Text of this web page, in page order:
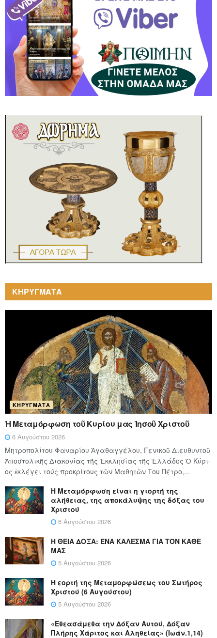
ΚΗΡΥΓΜΑΤΑ
ΚΗΡΎΓΜΑΤΑ
Ἡ Μεταμόρφωση τοῦ Κυρίου μας Ἰησοῦ Χριστοῦ
6 Αυγούστου 2026
Μητροπολίτου Φαναρίου Ἀγαθαγγέλου, Γενικοῦ Διευθυντοῦ
Ἀποστολικῆς Διακονίας τῆς Ἐκκλησίας τῆς Ἑλλάδος Ὁ Κύ­ρι­
ος ἐκλέγει τούς προ­κρί­τους τῶν Μα­θη­τῶν Του Πέ­τρο,...
Η Μεταμόρφωση είναι η γιορτή της
αλήθειας, της αποκάλυψης της δόξας του
Χριστού
6 Αυγούστου 2026
Η ΘΕΙΑ ΔΟΞΑ: ΈΝΑ ΚΑΛΕΣΜΑ ΓΙΑ ΤΟΝ ΚΑΘΕ
ΜΑΣ
5 Αυγούστου 2026
Η εορτή της Μεταμορφώσεως του Σωτήρος
Χριστού (6 Αυγούστου)
5 Αυγούστου 2026
«Εθεασάμεθα την Δόξαν Αυτού, Δόξαν
Πλήρης Χάριτος και Αληθείας» (Ιωάν.1,14)